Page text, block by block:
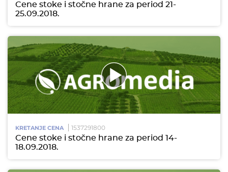
Cene stoke i stočne hrane za period 21-
25.09.2018.
KRETANJE CENA 1537291800
Cene stoke i stočne hrane za period 14-
18.09.2018.